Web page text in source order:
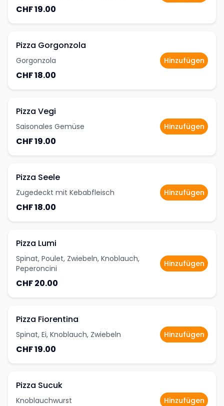
CHF 19.00
Pizza Gorgonzola
Gorgonzola
CHF 18.00
Hinzufügen
Pizza Vegi
Saisonales Gemüse
CHF 19.00
Hinzufügen
Pizza Seele
Zugedeckt mit Kebabfleisch
CHF 18.00
Hinzufügen
Pizza Lumi
Spinat, Poulet, Zwiebeln, Knoblauch,
Peperoncini
CHF 20.00
Hinzufügen
Pizza Fiorentina
Spinat, Ei, Knoblauch, Zwiebeln
CHF 19.00
Hinzufügen
Pizza Sucuk
Knoblauchwurst Hinzufügen